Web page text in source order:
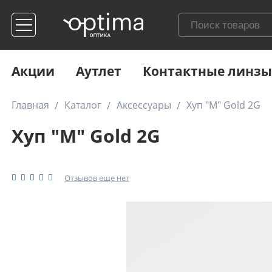
Акции Аутлет Контактные линзы
Главная Каталог Аксессуары Хуп "M" Gold 2G
Хуп "M" Gold 2G
Отзывов еще нет